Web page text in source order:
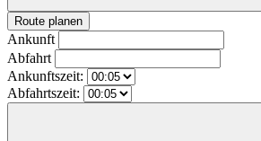
Route planen
Ankunft
Abfahrt
Ankunftszeit:
Abfahrtszeit: